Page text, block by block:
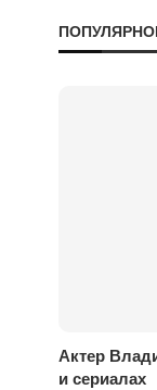
Актер
и сериалах